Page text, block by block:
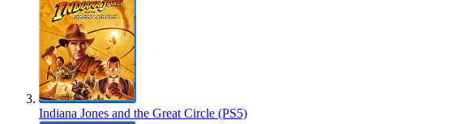
Indiana Jones and the Great Circle (PS5)